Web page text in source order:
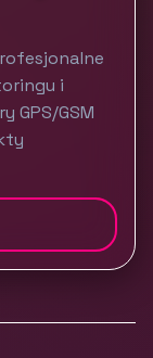
i
GPS/GSM